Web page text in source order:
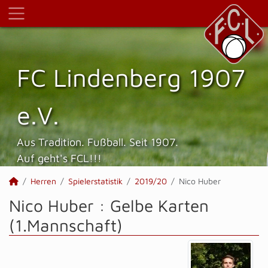
FC Lindenberg 1907
e.V.
Aus Tradition. Fußball. Seit 1907.
Auf geht's FCL!!!
Herren Spielerstatistik 2019/20 Nico Huber
Nico Huber : Gelbe Karten
(1.Mannschaft)